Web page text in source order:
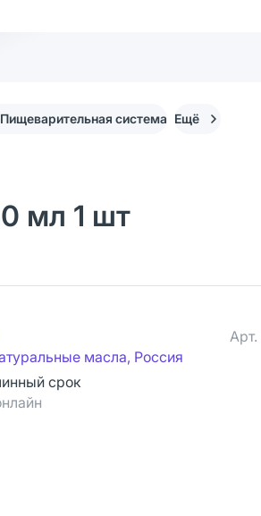
Пищеварительная система Ещё
мл 1 шт
Арт.
масла, Россия
срок